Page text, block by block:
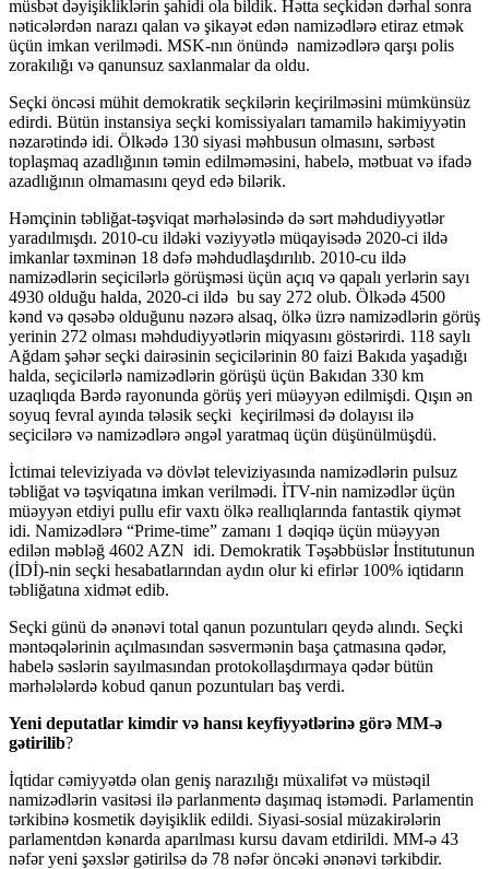
müsbət dəyişikliklərin şahidi ola bildik. Hətta seçkidən dərhal sonra
nəticələrdən narazı qalan və şikayət edən namizədlərə etiraz etmək
üçün imkan verilmədi. MSK-nın önündə namizədlərə qarşı polis
zorakılığı və qanunsuz saxlanmalar da oldu.
Seçki öncəsi mühit demokratik seçkilərin keçirilməsini mümkünsüz
edirdi. Bütün instansiya seçki komissiyaları tamamilə hakimiyyətin
nəzarətində idi. Ölkədə 130 siyasi məhbusun olmasını, sərbəst
toplaşmaq azadlığının təmin edilməməsini, habelə, mətbuat və ifadə
azadlığının olmamasını qeyd edə bilərik.
Həmçinin təbliğat-təşviqat mərhələsində də sərt məhdudiyyətlər
yaradılmışdı. 2010-cu ildəki vəziyyətlə müqayisədə 2020-ci ildə
imkanlar təxminən 18 dəfə məhdudlaşdırılıb. 2010-cu ildə
namizədlərin seçicilərlə görüşməsi üçün açıq və qapalı yerlərin sayı
4930 olduğu halda, 2020-ci ildə bu say 272 olub. Ölkədə 4500
kənd və qəsəbə olduğunu nəzərə alsaq, ölkə üzrə namizədlərin görüş
yerinin 272 olması məhdudiyyətlərin miqyasını göstərirdi. 118 saylı
Ağdam şəhər seçki dairəsinin seçicilərinin 80 faizi Bakıda yaşadığı
halda, seçicilərlə namizədlərin görüşü üçün Bakıdan 330 km
uzaqlıqda Bərdə rayonunda görüş yeri müəyyən edilmişdi. Qışın ən
soyuq fevral ayında tələsik seçki keçirilməsi də dolayısı ilə
seçicilərə və namizədlərə əngəl yaratmaq üçün düşünülmüşdü.
İctimai televiziyada və dövlət televiziyasında namizədlərin pulsuz
təbliğat və təşviqatına imkan verilmədi. İTV-nin namizədlər üçün
müəyyən etdiyi pullu efir vaxtı ölkə reallıqlarında fantastik qiymət
idi. Namizədlərə “Prime-time” zamanı 1 dəqiqə üçün müəyyən
edilən məbləğ 4602 AZN idi. Demokratik Təşəbbüslər İnstitutunun
(İDİ)-nin seçki hesabatlarından aydın olur ki efirlər 100% iqtidarın
təbliğatına xidmət edib.
Seçki günü də ənənəvi total qanun pozuntuları qeydə alındı. Seçki
məntəqələrinin açılmasından səsvermənin başa çatmasına qədər,
habelə səslərin sayılmasından protokollaşdırmaya qədər bütün
mərhələlərdə kobud qanun pozuntuları baş verdi.
Yeni deputatlar kimdir və hansı keyfiyyətlərinə görə MM-ə
gətirilib?
İqtidar cəmiyyətdə olan geniş narazılığı müxalifət və müstəqil
namizədlərin vasitəsi ilə parlanmentə daşımaq istəmədi. Parlamentin
tərkibinə kosmetik dəyişiklik edildi. Siyasi-sosial müzakirələrin
parlamentdən kənarda aparılması kursu davam etdirildi. MM-ə 43
nəfər yeni şəxslər gətirilsə də 78 nəfər öncəki ənənəvi tərkibdir.